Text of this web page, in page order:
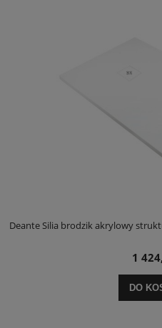
Deante Silia brodzik akrylowy
1
DO